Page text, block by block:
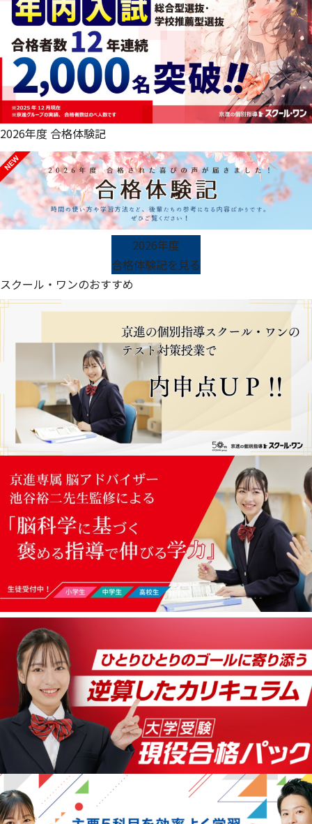
2026年度 合格体験記
2026年度
合格体験記を見る
スクール・ワンのおすすめ